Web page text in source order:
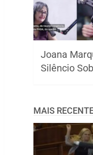
Joana
Silêncio
MAIS